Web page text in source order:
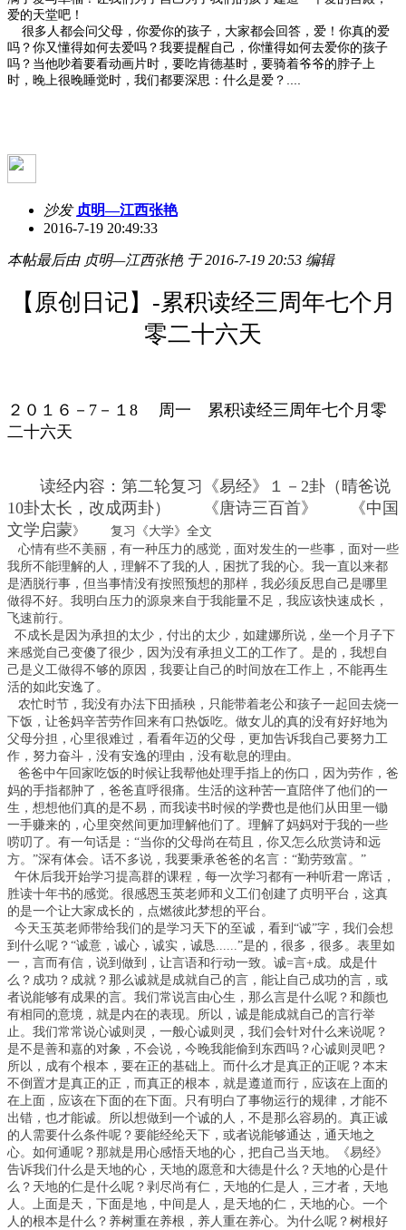
爱的天堂吧！
很多人都会问父母，你爱你的孩子，大家都会回答，爱！你真的爱
吗？你又懂得如何去爱吗？我要提醒自己，你懂得如何去爱你的孩子
吗？当他吵着要看动画片时，要吃肯德基时，要骑着爷爷的脖子上
时，晚上很晚睡觉时，我们都要深思：什么是爱？....
沙发 贞明—江西张艳
2016-7-19 20:49:33
本帖最后由 贞明—江西张艳 于 2016-7-19 20:53 编辑
【原创日记】-累积读经三周年七个月
零二十六天
２０１６－7－１8
周一 累积读经三周年七个月零
二十六天
读经内容：第二轮复习《易经》１－2卦（晴爸说
10卦太长，改成两卦） 《唐诗三百首》
《中国
文学启蒙》 复习《大学》全文
心情有些不美丽，有一种压力的感觉，面对发生的一些事，面对一些
我所不能理解的人，理解不了我的人，困扰了我的心。我一直以来都
是洒脱行事，但当事情没有按照预想的那样，我必须反思自己是哪里
做得不好。我明白压力的源泉来自于我能量不足，我应该快速成长，
飞速前行。
不成长是因为承担的太少，付出的太少，如建娜所说，坐一个月子下
来感觉自己变傻了很少，因为没有承担义工的工作了。是的，我想自
己是义工做得不够的原因，我要让自己的时间放在工作上，不能再生
活的如此安逸了。
农忙时节，我没有办法下田插秧，只能带着老公和孩子一起回去烧一
下饭，让爸妈辛苦劳作回来有口热饭吃。做女儿的真的没有好好地为
父母分担，心里很难过，看看年迈的父母，更加告诉我自己要努力工
作，努力奋斗，没有安逸的理由，没有歇息的理由。
爸爸中午回家吃饭的时候让我帮他处理手指上的伤口，因为劳作，爸
妈的手指都肿了，爸爸直呼很痛。生活的这种苦一直陪伴了他们的一
生，想想他们真的是不易，而我读书时候的学费也是他们从田里一锄
一手赚来的，心里突然间更加理解他们了。理解了妈妈对于我的一些
唠叨了。有一句话是：“当你的父母尚在苟且，你又怎么欣赏诗和远
方。”深有体会。话不多说，我要秉承爸爸的名言：“勤劳致富。”
午休后我开始学习提高群的课程，每一次学习都有一种听君一席话，
胜读十年书的感觉。很感恩玉英老师和义工们创建了贞明平台，这真
的是一个让大家成长的，点燃彼此梦想的平台。
今天玉英老师带给我们的是学习天下的至诚，看到“诚”字，我们会想
到什么呢？“诚意，诚心，诚实，诚恳......”是的，很多，很多。表里如
一，言而有信，说到做到，让言语和行动一致。诚=言+成。成是什
么？成功？成就？那么诚就是成就自己的言，能让自己成功的言，或
者说能够有成果的言。我们常说言由心生，那么言是什么呢？和颜也
有相同的意境，就是内在的表现。所以，诚是能成就自己的言行举
止。我们常常说心诚则灵，一般心诚则灵，我们会针对什么来说呢？
是不是善和嘉的对象，不会说，今晚我能偷到东西吗？心诚则灵吧？
所以，成有个根本，要在正的基础上。而什么才是真正的正呢？本末
不倒置才是真正的正，而真正的根本，就是遵道而行，应该在上面的
在上面，应该在下面的在下面。只有明白了事物运行的规律，才能不
出错，也才能诚。所以想做到一个诚的人，不是那么容易的。真正诚
的人需要什么条件呢？要能经纶天下，或者说能够通达，通天地之
心。如何通呢？那就是用心感悟天地的心，把自己当天地。《易经》
告诉我们什么是天地的心，天地的愿意和大德是什么？天地的心是什
么？天地的仁是什么呢？剥尽尚有仁，天地的仁是人，三才者，天地
人。上面是天，下面是地，中间是人，是天地的仁，天地的心。一个
人的根本是什么？养树重在养根，养人重在养心。为什么呢？树根好